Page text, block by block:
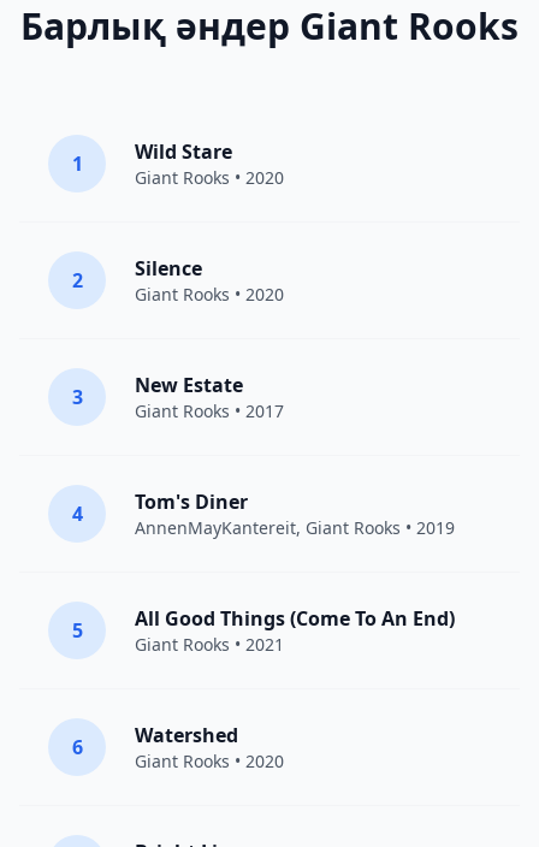
Барлық әндер Giant Rooks
1 Wild Stare
Giant Rooks • 2020
2 Silence
Giant Rooks • 2020
3 New Estate
Giant Rooks • 2017
4 Tom's Diner
AnnenMayKantereit, Giant Rooks • 2019
5 All Good Things (Come To An End)
Giant Rooks • 2021
6 Watershed
Giant Rooks • 2020